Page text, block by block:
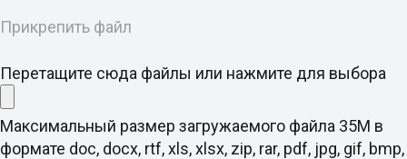
Прикрепить файл
Перетащите сюда файлы или нажмите для выбора
Максимальный размер загружаемого файла 35M в
формате doc, docx, rtf, xls, xlsx, zip, rar, pdf, jpg, gif, bmp,